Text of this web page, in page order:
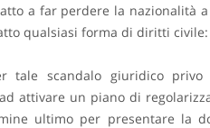
a far perdere la nazionalità
qualsiasi forma di diritti
tale scandalo giuridico
attivare un piano di
ultimo per presentare la